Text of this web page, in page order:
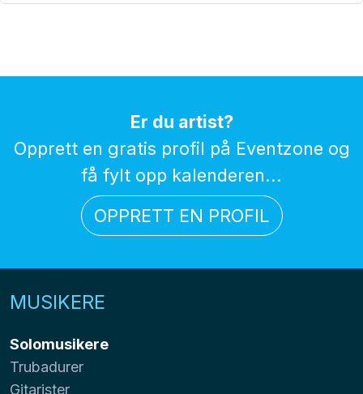
Er du artist?
Opprett en gratis profil på Eventzone og
få fylt opp kalenderen...
OPPRETT EN PROFIL
MUSIKERE
Solomusikere
Trubadurer
Gitarister